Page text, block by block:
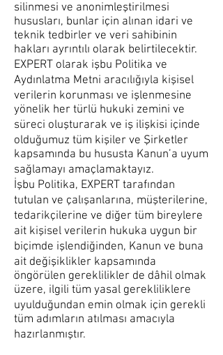
silinmesi ve anonimleştirilmesi
hususları, bunlar için alınan idari ve
teknik tedbirler ve veri sahibinin
hakları ayrıntılı olarak belirtilecektir.
EXPERT olarak işbu Politika ve
Aydınlatma Metni aracılığıyla kişisel
verilerin korunması ve işlenmesine
yönelik her türlü hukuki zemini ve
süreci oluşturarak ve iş ilişkisi içinde
olduğumuz tüm kişiler ve Şirketler
kapsamında bu hususta Kanun’a uyum
sağlamayı amaçlamaktayız.
İşbu Politika, EXPERT tarafından
tutulan ve çalışanlarına, müşterilerine,
tedarikçilerine ve diğer tüm bireylere
ait kişisel verilerin hukuka uygun bir
biçimde işlendiğinden, Kanun ve buna
ait değişiklikler kapsamında
öngörülen gereklilikler de dâhil olmak
üzere, ilgili tüm yasal gerekliliklere
uyulduğundan emin olmak için gerekli
tüm adımların atılması amacıyla
hazırlanmıştır.